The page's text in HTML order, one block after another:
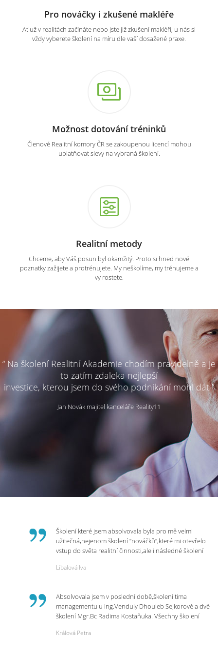
Pro nováčky i zkušené makléře
Ať už v realitách začínáte nebo jste již zkušení makléři, u nás si
vždy vyberete školení na míru dle vaší dosažené praxe.
Možnost dotování tréninků
Členové Realitní komory ČR se zakoupenou licencí mohou
uplatňovat slevy na vybraná školení.
Realitní metody
Chceme, aby Váš posun byl okamžitý. Proto si hned nové
poznatky zažijete a protrénujete. My neškolíme, my trénujeme a
vy rostete.
“ Na školení Realitní Akademie chodím pravidelně a je
to zatím zdaleka nejlepší
investice, kterou jsem do svého podnikání mohl dát ”
Jan Novák majitel kanceláře Reality11
Školení které jsem absolvovala byla pro mě velmi
užitečná,nejenom školení “nováčků“,které mi otevřelo
vstup do světa realitní činnosti,ale i následné školení
p.Vendulce která s nesmírnou lidskostí,přesto
potřebná školení,která Realitní Akademie umožňuje.
Líbalová Iva
Absolvovala jsem v poslední době,školení tima
managementu u Ing.Venduly Dhouieb Sejkorové a dvě
školení Mgr.Bc Radima Kostaňuka. Všechny školení
práci a na život.
Králová Petra